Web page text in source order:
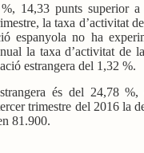
14,33 punts superior
la taxa d’activitat
espanyola no ha
la taxa d’activitat de
estrangera del 1,32 %.
és del 24,78
trimestre del 2016 la
81.900.